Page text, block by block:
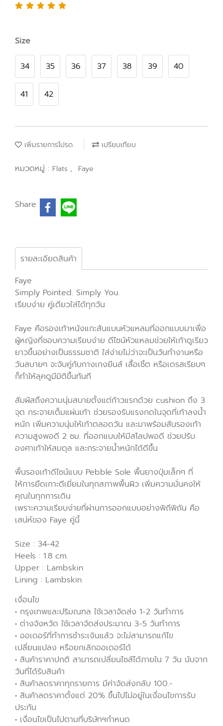
Size
34 35 36 37 38 39 40
41 42
เพิ่มรายการโปรด เปรียบเทียบ
หมวดหมู่ : Flats , Faye
Share
รายละเอียดสินค้า
Faye
Simply Pointed. Simply You.
เรียบง่าย คู่เดียวใส่ได้ทุกวัน
Faye คือรองเท้าหนังแกะส้นแบนหัวแหลมที่ออกแบบมาเพื่อ
ผู้หญิงที่ชอบความเรียบง่าย ดีไซน์หัวแหลมช่วยให้เท้าดูเรียว
ยาวขึ้นอย่างเป็นธรรมชาติ ใส่ง่ายไม่ว่าจะเป็นวันทำงานหรือ
วันสบายๆ จะจับคู่กับกางเกงยีนส์ เสื้อเชิ้ต หรือเดรสเรียบๆ
ก็ทำให้ลุคดูมีมิติขึ้นทันที
สัมผัสถึงความนุ่มสบายตั้งแต่ก้าวแรกด้วย cushion ถึง 3
จุด กระจายเต็มแผ่นเท้า ช่วยรองรับแรงกดในจุดที่เท้าลงน้ำ
หนัก เพิ่มความนุ่มให้เท้าตลอดวัน และมาพร้อมส้นรองเท้า
ความสูงพอดี 2 ซม. ที่ออกแบบให้มีสโลปพอดี ช่วยปรับ
องศาเท้าให้สมดุล และกระจายน้ำหนักได้ดีขึ้น
พื้นรองเท้าดีไซน์แบบ Pebble Sole พื้นยางปุ่มเล็กๆ ที่
ให้การยึดเกาะดีเยี่ยมในทุกสภาพพื้นผิว เพิ่มความมั่นคงให้
คุณในทุกการเดิน
เพราะความเรียบง่ายที่ผ่านการออกแบบอย่างพิถีพิถัน คือ
เสน่ห์ของ Faye คู่นี้
Size : 34-42
Heels : 1.8 cm.
Upper : Lambskin
Lining : Lambskin
เงื่อนไข
• กรุงเทพและปริมณฑล ใช้เวลาจัดส่ง 1-2 วันทำการ
• ต่างจังหวัด ใช้เวลาจัดส่งประมาณ 3-5 วันทำการ
• ออเดอร์ที่ทำการชำระเงินแล้ว จะไม่สามารถแก้ไข
เปลี่ยนแปลง หรือยกเลิกออเดอร์ได้
• สินค้าราคาปกติ สามารถเปลี่ยนไซส์ได้ภายใน 7 วัน นับจาก
วันที่ได้รับสินค้า
• สินค้าลดราคาทุกรายการ มีค่าจัดส่งกลับ 100.-
• สินค้าลดราคาตั้งแต่ 20% ขึ้นไปไม่อยู่ในเงื่อนไขการรับ
ประกัน
• เงื่อนไขเป็นไปตามที่บริษัทฯกำหนด